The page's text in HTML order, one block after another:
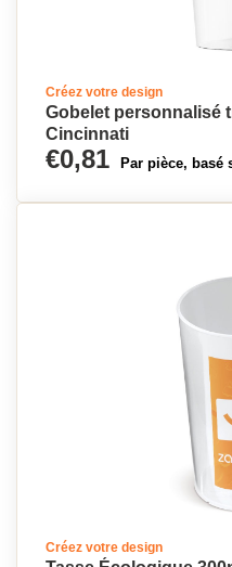
Créez votre design
Gobelet personnalisé
Cincinnati
€0,81 Par pièce, basé
Créez votre design